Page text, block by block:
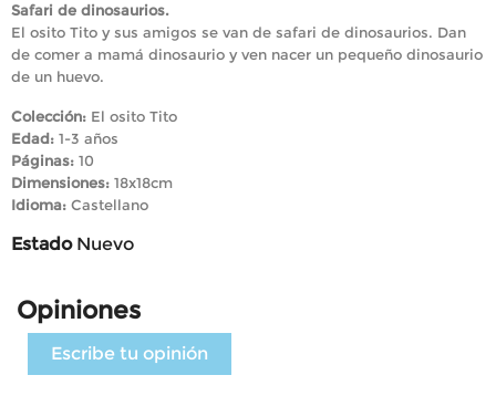
Safari de dinosaurios.
El osito Tito y sus amigos se van de safari de dinosaurios. Dan
de comer a mamá dinosaurio y ven nacer un pequeño dinosaurio
de un huevo.
Colección: El osito Tito
Edad: 1-3 años
Páginas: 10
Dimensiones: 18x18cm
Idioma: Castellano
Estado Nuevo
Opiniones
Escribe tu opinión